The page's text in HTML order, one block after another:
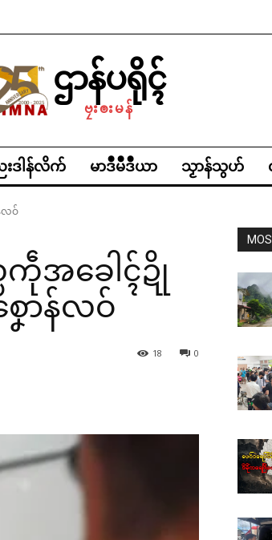
ဌာန်ပရိုၚ်
ဗၠးၜးမန်
ဒါန်လိက် မာဒဳမဳဒဳယာ သၟာန်သွဟ်
လဝ်
ကဵုအခေါၚ်ဍို
ာန်လဝ်
0
18